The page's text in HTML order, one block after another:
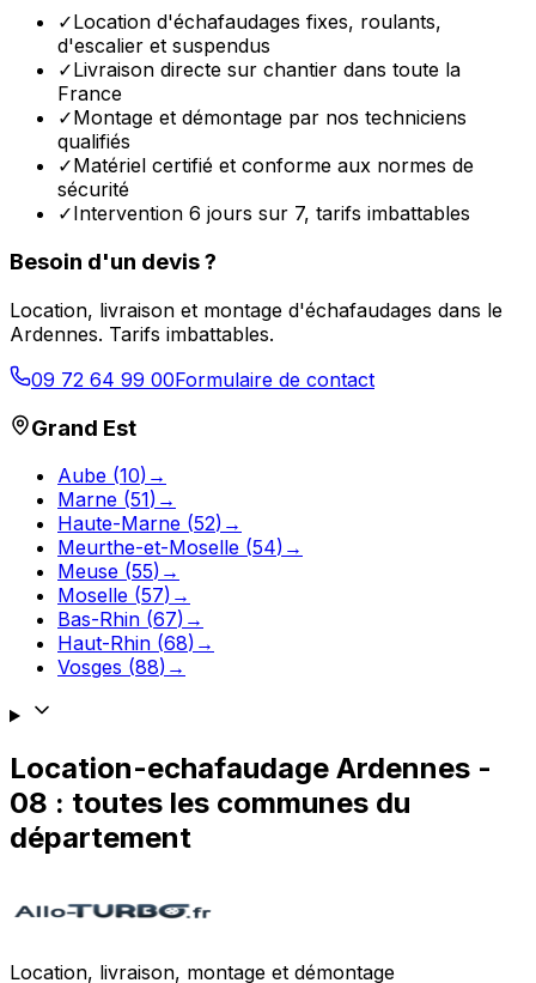
✓Location d'échafaudages fixes, roulants,
d'escalier et suspendus
✓Livraison directe sur chantier dans toute la
France
✓Montage et démontage par nos techniciens
qualifiés
✓Matériel certifié et conforme aux normes de
sécurité
✓Intervention 6 jours sur 7, tarifs imbattables
Besoin d'un devis ?
Location, livraison et montage d'échafaudages dans le
Ardennes. Tarifs imbattables.
09 72 64 99 00Formulaire de contact
Grand Est
Aube (10) →
Marne (51) →
Haute-Marne (52) →
Meurthe-et-Moselle (54) →
Meuse (55) →
Moselle (57) →
Bas-Rhin (67) →
Haut-Rhin (68) →
Vosges (88) →
Location-echafaudage Ardennes -
08 : toutes les communes du
département
Location, livraison, montage et démontage